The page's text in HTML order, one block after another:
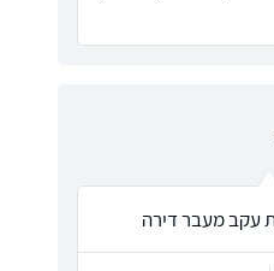
עקב מעבר דירה